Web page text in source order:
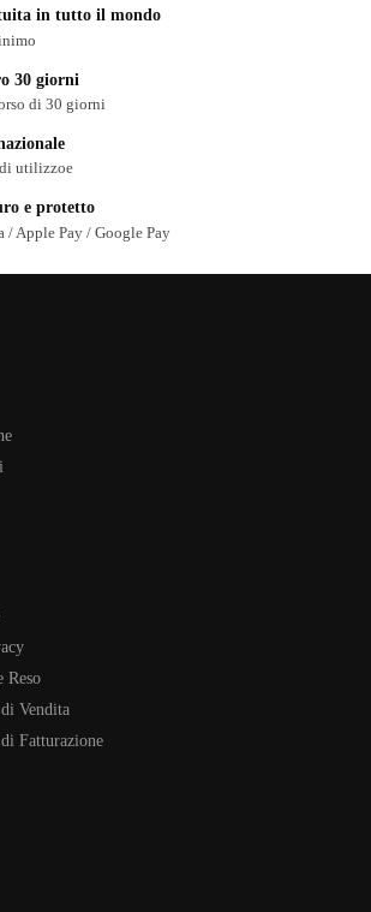
in tutto il mondo
30 giorni
di 30 giorni
utilizzoe
e protetto
/ Apple Pay / Google Pay
Reso
Vendita
Fatturazione